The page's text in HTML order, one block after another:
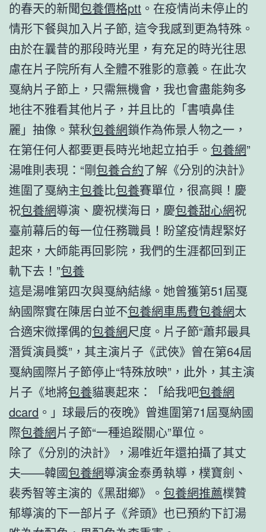
的春天的新聞包養價格ptt 。在疫情尚未停止的
情形下餐與加入片子節, 這令我感到更為特殊。
由於在曩昔的那段時光里，有充足的時光往思
慮在片子院所有人全體不雅影的意義。在此次
戛納片子節上，只需無機會，我也會盡能夠多
地往不雅看其他片子，并且比的「書噴鼻佳
麗」抽像。葉秋包養網鎖作為佈景人物之一，
在第任何人都要更長時光地起立拍手。 包養網”
湯唯則表現：“剛包養合約了解《分別的決計》
進圍了戛納主包養比包養賽單位，很高興！慶
祝包養網導演、慶祝樸海日，慶包養甜心網祝
臺前幕后的每一位任務職員！盼望疫情趕緊好
起來，大師能再回影院，我們的生涯都回到正
軌下去！”包養
這是湯唯第四次與戛納結緣。她曾獲第51屆戛
納國際實在陳居白並不包養網車馬費包養網太
合適宋微擇偶的包養網尺度。片子節“蕭邦最具
潛質演員獎”，其主演片子《武俠》曾在第64屆
戛納國際片子節停止“特殊放映”，此外，其主演
片子《地將包養貓裹起來：「給我吧包養網
dcard 。」球最后的夜晚》曾進圍第71屆戛納國
際包養網片子節“一種追蹤關心”單位。
除了《分別的決計》，湯唯近年還拍攝了其丈
夫——韓國包養網導演金泰勇執導，樸寶劍、
裴秀智等主演的《黑甜鄉》。 包養網推薦樸贊
郁導演的下一部片子《斧頭》也已預約下訂湯